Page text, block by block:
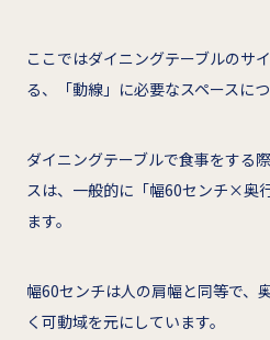
ここではダイニングテーブルのサ
る、「動線」に必要なスペースに
ダイニングテーブルで食事をする
スは、一般的に「幅60センチ×奥
ます。
幅60センチは人の肩幅と同等で、
く可動域を元にしています。